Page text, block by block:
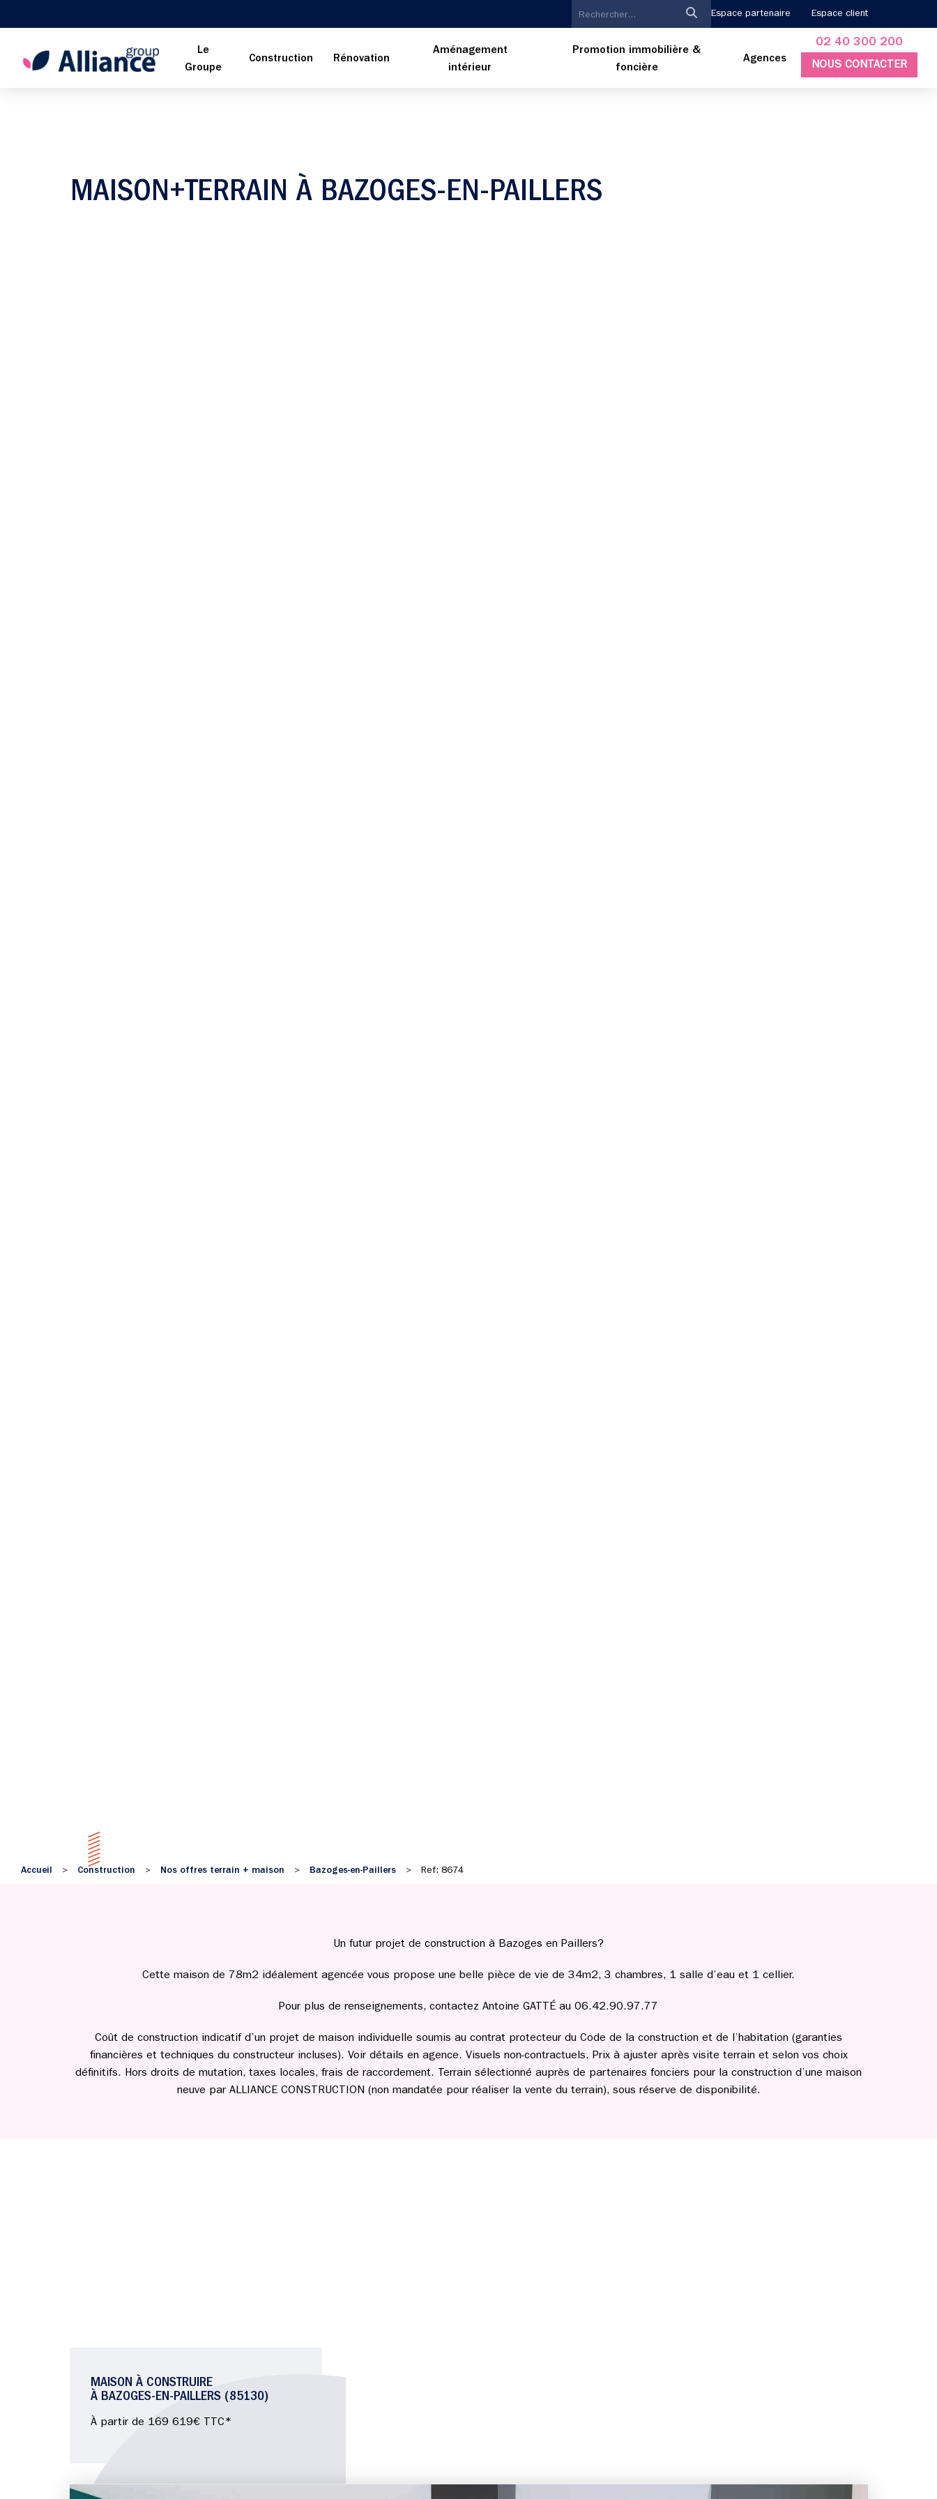
Espace partenaire Espace client
Le
Groupe
Construction Rénovation
Aménagement
intérieur
Promotion immobilière &
foncière
Agences
02 40 300 200
NOUS CONTACTER
MAISON+TERRAIN À BAZOGES-EN-PAILLERS
Accueil > Construction > Nos offres terrain + maison > Bazoges-en-Paillers > Ref: 8674
Un futur projet de construction à Bazoges en Paillers?
Cette maison de 78m2 idéalement agencée vous propose une belle pièce de vie de 34m2, 3 chambres, 1 salle d’eau et 1 cellier.
Pour plus de renseignements, contactez Antoine GATTÉ au 06.42.90.97.77
Coût de construction indicatif d’un projet de maison individuelle soumis au contrat protecteur du Code de la construction et de l’habitation (garanties
financières et techniques du constructeur incluses). Voir détails en agence. Visuels non-contractuels. Prix à ajuster après visite terrain et selon vos choix
définitifs. Hors droits de mutation, taxes locales, frais de raccordement. Terrain sélectionné auprès de partenaires fonciers pour la construction d’une maison
neuve par ALLIANCE CONSTRUCTION (non mandatée pour réaliser la vente du terrain), sous réserve de disponibilité.
MAISON À CONSTRUIRE
À BAZOGES-EN-PAILLERS (85130)
À partir de 169 619€ TTC*